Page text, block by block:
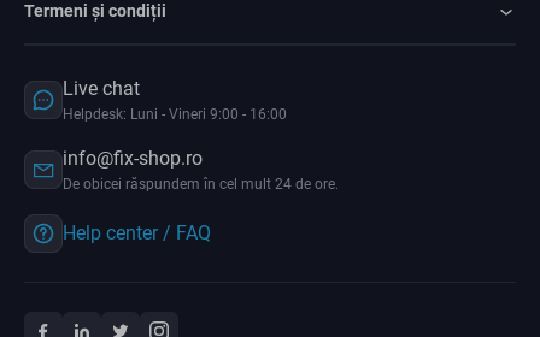
Termeni și condiții
Live chat
Helpdesk: Luni - Vineri 9:00 - 16:00
info@fix-shop.ro
De obicei răspundem în cel mult 24 de ore.
Help center / FAQ